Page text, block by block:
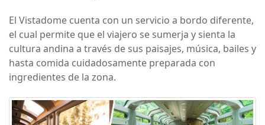
El Vistadome cuenta con un servicio a bordo diferente,
el cual permite que el viajero se sumerja y sienta la
cultura andina a través de sus paisajes, música, bailes y
hasta comida cuidadosamente preparada con
ingredientes de la zona.